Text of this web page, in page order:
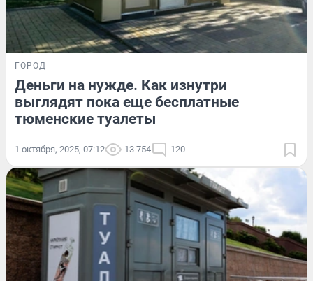
ГОРОД
Деньги на нужде. Как изнутри
выглядят пока еще бесплатные
тюменские туалеты
1 октября, 2025, 07:12 13 754 120